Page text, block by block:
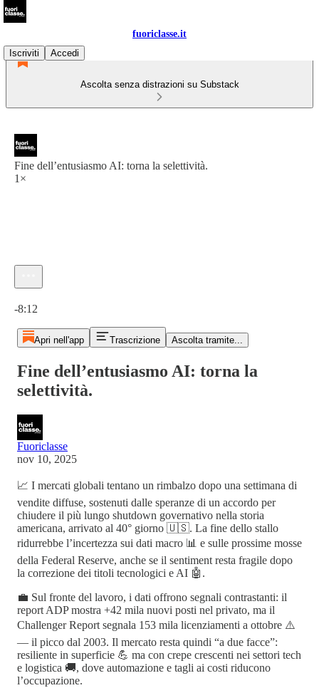
fuoriclasse.it
Iscriviti
Accedi
Ascolta senza distrazioni su Substack
Fine dell’entusiasmo AI: torna la selettività.
1×
-8:12
Apri nell'app Trascrizione Ascolta tramite...
Fine dell’entusiasmo AI: torna la
selettività.
Fuoriclasse
nov 10, 2025
📈 I mercati globali tentano un rimbalzo dopo una settimana di
vendite diffuse, sostenuti dalle speranze di un accordo per
chiudere il più lungo shutdown governativo nella storia
americana, arrivato al 40° giorno 🇺🇸. La fine dello stallo
ridurrebbe l’incertezza sui dati macro 📊 e sulle prossime mosse
della Federal Reserve, anche se il sentiment resta fragile dopo
la correzione dei titoli tecnologici e AI 🤖.
💼 Sul fronte del lavoro, i dati offrono segnali contrastanti: il
report ADP mostra +42 mila nuovi posti nel privato, ma il
Challenger Report segnala 153 mila licenziamenti a ottobre ⚠️
— il picco dal 2003. Il mercato resta quindi “a due facce”:
resiliente in superficie 💪 ma con crepe crescenti nei settori tech
e logistica 🚚, dove automazione e tagli ai costi riducono
l’occupazione.